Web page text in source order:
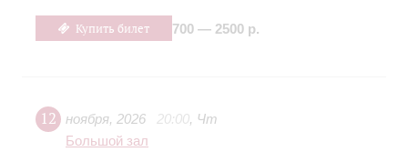
Купить билет 700 — 2500 р.
12 ноября, 2026 20:00, Чт
Большой зал